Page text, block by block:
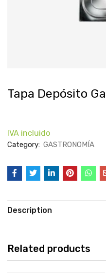
Tapa Depósito
IVA incluido
Category: GASTRONOMÍA
Description
Related products